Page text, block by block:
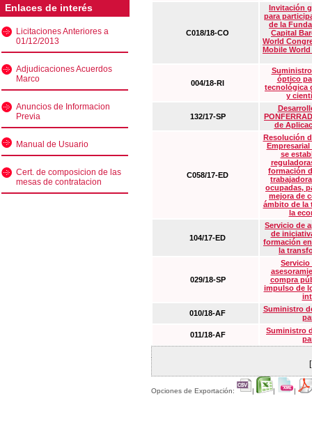
Enlaces de interés
Licitaciones Anteriores a
01/12/2013
Adjudicaciones Acuerdos
Marco
Anuncios de Informacion
Previa
Manual de Usuario
Cert. de composicion de las
mesas de contratacion
C018/18-CO
Invitación
para
de la
Capital
World
Mobile
004/18-RI
óptico
tecnológica
y
132/17-SP
de
C058/17-ED
Resolución
Empresarial
se
formación
ocupadas,
mejora de
ámbito de la
la
104/17-ED
Servicio de
de
formación
la
029/18-SP
Servicio
compra
impulso de
010/18-AF
Suministro
011/18-AF
Suministro
Opciones de Exportación: | | |